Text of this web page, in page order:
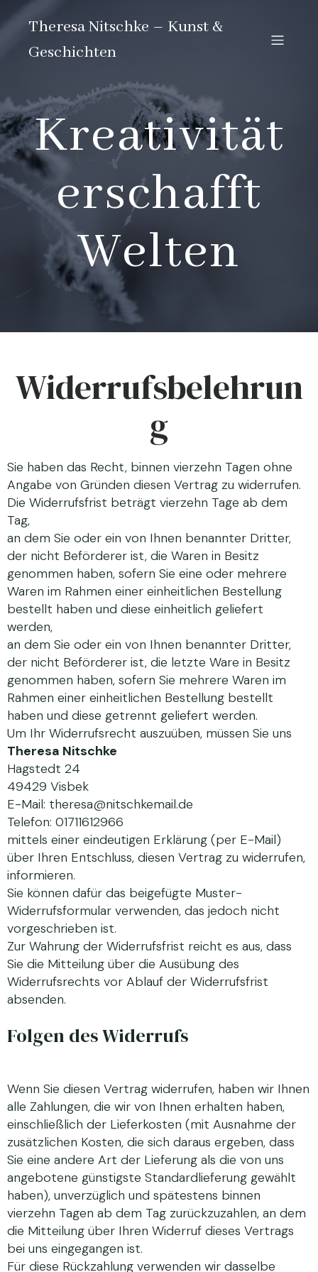
Theresa Nitschke – Kunst &
Geschichten
Kreativität
erschafft
Welten
Widerrufsbelehrun
g
Sie haben das Recht, binnen vierzehn Tagen ohne
Angabe von Gründen diesen Vertrag zu widerrufen.
Die Widerrufsfrist beträgt vierzehn Tage ab dem
Tag,
an dem Sie oder ein von Ihnen benannter Dritter,
der nicht Beförderer ist, die Waren in Besitz
genommen haben, sofern Sie eine oder mehrere
Waren im Rahmen einer einheitlichen Bestellung
bestellt haben und diese einheitlich geliefert
werden,
an dem Sie oder ein von Ihnen benannter Dritter,
der nicht Beförderer ist, die letzte Ware in Besitz
genommen haben, sofern Sie mehrere Waren im
Rahmen einer einheitlichen Bestellung bestellt
haben und diese getrennt geliefert werden.
Um Ihr Widerrufsrecht auszuüben, müssen Sie uns
Theresa Nitschke
Hagstedt 24
49429 Visbek
E-Mail: theresa@nitschkemail.de
Telefon: 01711612966
mittels einer eindeutigen Erklärung (per E-Mail)
über Ihren Entschluss, diesen Vertrag zu widerrufen,
informieren.
Sie können dafür das beigefügte Muster-
Widerrufsformular verwenden, das jedoch nicht
vorgeschrieben ist.
Zur Wahrung der Widerrufsfrist reicht es aus, dass
Sie die Mitteilung über die Ausübung des
Widerrufsrechts vor Ablauf der Widerrufsfrist
absenden.
Folgen des Widerrufs
Wenn Sie diesen Vertrag widerrufen, haben wir Ihnen
alle Zahlungen, die wir von Ihnen erhalten haben,
einschließlich der Lieferkosten (mit Ausnahme der
zusätzlichen Kosten, die sich daraus ergeben, dass
Sie eine andere Art der Lieferung als die von uns
angebotene günstigste Standardlieferung gewählt
haben), unverzüglich und spätestens binnen
vierzehn Tagen ab dem Tag zurückzuzahlen, an dem
die Mitteilung über Ihren Widerruf dieses Vertrags
bei uns eingegangen ist.
Für diese Rückzahlung verwenden wir dasselbe